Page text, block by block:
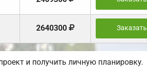
2640300 Заказать
и получить личную планировку.